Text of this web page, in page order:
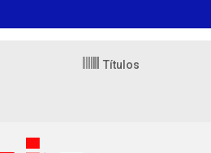
Títulos